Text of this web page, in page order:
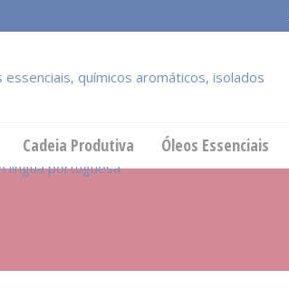
Cadeia Produtiva Óleos Essenciais